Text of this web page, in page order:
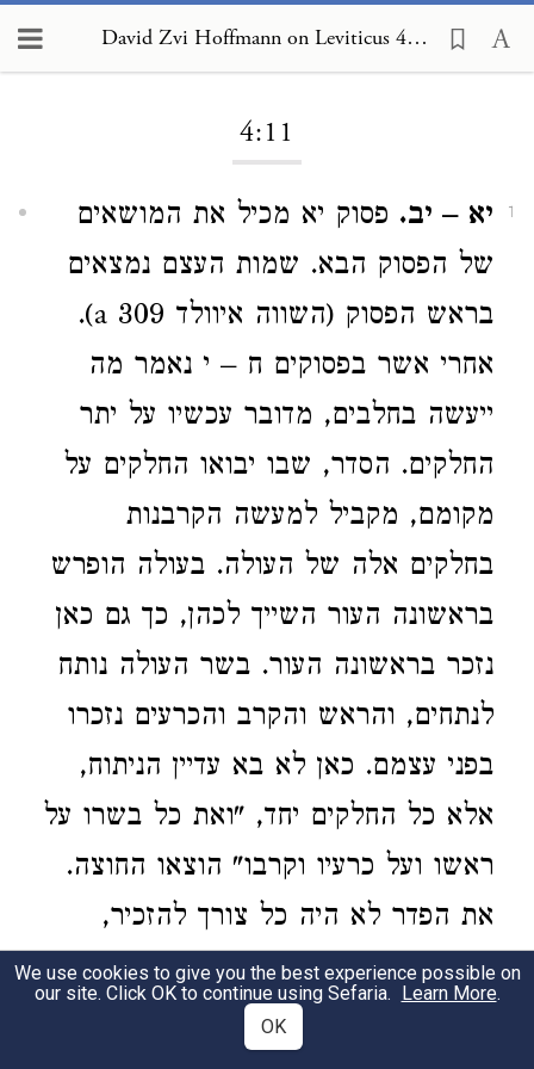
David Zvi Hoffmann on Leviticus 4:11
4:11
1 יא – יב. פסוק יא מכיל את המושאים
של הפסוק הבא. שמות העצם נמצאים
בראש הפסוק (השווה איוולד 309 a).
אחרי אשר בפסוקים ח – י נאמר מה
ייעשה בחלבים, מדובר עכשיו על יתר
החלקים. הסדר, שבו יבואו החלקים על
מקומם, מקביל למעשה הקרבנות
בחלקים אלה של העולה. בעולה הופרש
בראשונה העור השייך לכהן, כך גם כאן
נזכר בראשונה העור. בשר העולה נותח
לנתחים, והראש והקרב והכרעים נזכרו
בפני עצמם. כאן לא בא עדיין הניתוח,
אלא כל החלקים יחד, "ואת כל בשרו על
ראשו ועל כרעיו וקרבו" הוצאו החוצה.
את הפדר לא היה כל צורך להזכיר,
שהרי כל החלב הועלה על המזבח.
בעולה רחצו את הכרעים ואת הקרב,
We use cookies to give you the best experience possible on
our site. Click OK to continue using Sefaria. Learn More.
OK